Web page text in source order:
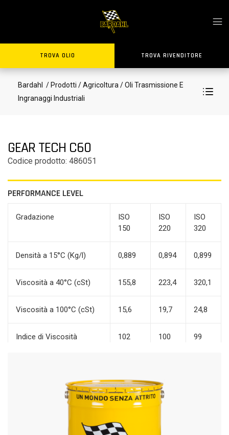
TROVA OLIO TROVA RIVENDITORE
Bardahl / Prodotti / Agricoltura / Oli Trasmissione E
Ingranaggi Industriali
GEAR TECH C60
Codice prodotto: 486051
PERFORMANCE LEVEL
Gradazione
ISO
150
ISO
220
ISO
320
Densità a 15°C (Kg/l) 0,889 0,894 0,899
Viscosità a 40°C (cSt) 155,8 223,4 320,1
Viscosità a 100°C (cSt) 15,6 19,7 24,8
Indice di Viscosità 102 100 99
Punto di scorrimento (°C) -21 -15